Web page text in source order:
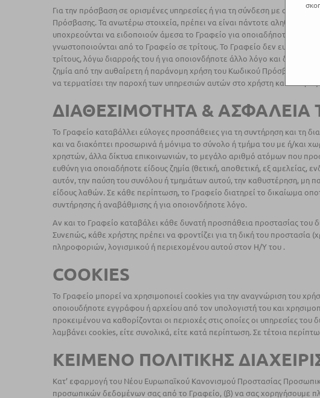
Για την πρόσβαση σε ορισμένες υπηρεσίες ή για τη σύνδεση με
Πρόσβασης. Τα ανωτέρω στοιχεία, πρέπει να είναι πάντοτε αληθή,
υποχρεούνται να ειδοποιούν άμεσα το Γραφείο για οποιαδήποτε μη
γνωστοποιούνται από το Γραφείο σε τρίτους. Το Γραφείο δεν
τρίτους, λόγω διαρροής του ή για οποιονδήποτε άλλο λόγο και
ζημία από την αυθαίρετη ή παράνομη χρήση του Κωδικού Πρόσβασης.
να τερματίσει την παροχή των υπηρεσιών αυτών στο χρήστη και να
ΔΙΑΘΕΣΙΜΟΤΗΤΑ & ΑΣΦΑΛΕΙΑ
Το Γραφείο καταβάλλει εύλογες προσπάθειες για τη συντήρηση και τη
και να διακόπτει προσωρινά ή μόνιμα το σύνολο ή τμήμα του με ή/και
χρηστών, άλλα δίκτυα επικοινωνιών, το μεγάλο αριθμό ατόμων που
ευθύνη για οποιαδήποτε είδους ζημία (θετική, αποθετική, εξ
αυτόν, την παύση του συνόλου ή τμημάτων αυτού, την καθυστέρηση, μη
είδους λαθών. Σε κάθε περίπτωση, το Γραφείο διατηρεί το δικαίωμα
συντήρησης ή αναβάθμισης ή για οποιονδήποτε λόγο.
Αν και το Γραφείο καταβάλει κάθε δυνατή προσπάθεια προστασίας του
Συνεπώς, κάθε χρήστης πρέπει να φροντίζει για τη δική του
πληροφοριών, λογισμικού ή περιεχομένου αυτού στον Η/Υ του .
COOKIES
Το Γραφείο μπορεί να χρησιμοποιεί cookies για την αναγνώριση του
οποιουδήποτε εγγράφου ή αρχείου από τον υπολογιστή του και
προκειμένου να καθορίζονται οι περιοχές στις οποίες οι υπηρεσίες
λαμβάνει cookies, είτε συνολικά, είτε κατά περίπτωση. Σε τέτοια
ΚΕΙΜΕΝΟ ΠΟΛΙΤΙΚΗΣ
Κατ’ εφαρμογή του Νέου Ευρωπαϊκού Κανονισμού Προστασίας
προσωπικών δεδομένων σας από το Γραφείο, (β) να σας χορηγήσουμε